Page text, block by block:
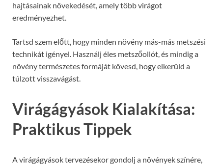
hajtásainak növekedését, amely több virágot
eredményezhet.
Tartsd szem előtt, hogy minden növény más-más metszési
technikát igényel. Használj éles metszőollót, és mindig a
növény természetes formáját kövesd, hogy elkerüld a
túlzott visszavágást.
Virágágyások Kialakítása:
Praktikus Tippek
A virágágyások tervezésekor gondolj a növények színére,